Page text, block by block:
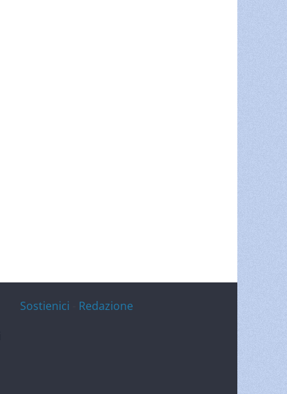
Sostienici Redazione